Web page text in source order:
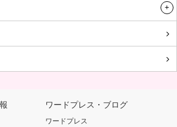
ワードプレス・ブログ
ワードプレス